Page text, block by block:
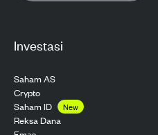
Investasi
Saham AS
Crypto
Saham ID
New
Reksa Dana